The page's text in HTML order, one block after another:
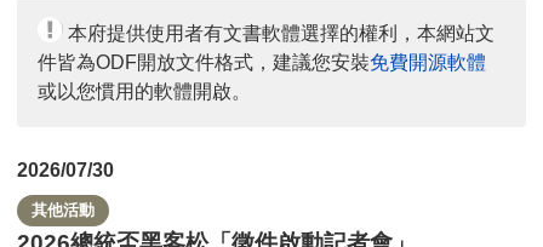
本府提供使用者有文書軟體選擇的權利，本網站文
件皆為ODF開放文件格式，建議您安裝免費開源軟體
或以您慣用的軟體開啟。
2026/07/30
其他活動